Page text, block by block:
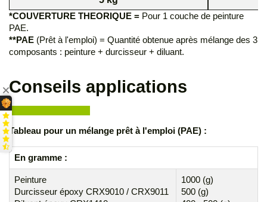
*COUVERTURE THEORIQUE = Pour 1 couche de peinture
PAE.
**PAE (Prêt à l'emploi) = Quantité obtenue après mélange des 3
composants : peinture + durcisseur + diluant.
Conseils applications
Tableau pour un mélange prêt à l'emploi (PAE) :
En gramme :
Peinture
Durcisseur époxy CRX9010 / CRX9011
1000 (g)
500 (g)